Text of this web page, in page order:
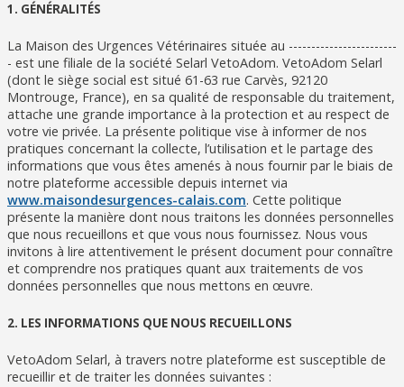
1. GÉNÉRALITÉS
La Maison des Urgences Vétérinaires située au ------------------------
- est une filiale de la société Selarl VetoAdom. VetoAdom Selarl
(dont le siège social est situé 61-63 rue Carvès, 92120
Montrouge, France), en sa qualité de responsable du traitement,
attache une grande importance à la protection et au respect de
votre vie privée. La présente politique vise à informer de nos
pratiques concernant la collecte, l’utilisation et le partage des
informations que vous êtes amenés à nous fournir par le biais de
notre plateforme accessible depuis internet via
www.maisondesurgences-calais.com. Cette politique
présente la manière dont nous traitons les données personnelles
que nous recueillons et que vous nous fournissez. Nous vous
invitons à lire attentivement le présent document pour connaître
et comprendre nos pratiques quant aux traitements de vos
données personnelles que nous mettons en œuvre.
2. LES INFORMATIONS QUE NOUS RECUEILLONS
VetoAdom Selarl, à travers notre plateforme est susceptible de
recueillir et de traiter les données suivantes :